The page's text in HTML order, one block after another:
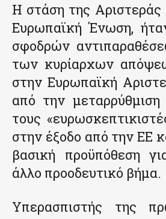
Η στάση της Αριστεράς
Ευρωπαϊκή Ένωση,
σφοδρών
των κυρίαρχων
στην Ευρωπαϊκή
από την
τους
στην έξοδο από την ΕΕ
βασική προϋπόθεση
άλλο προοδευτικό βήμα.
Υπερασπιστής της